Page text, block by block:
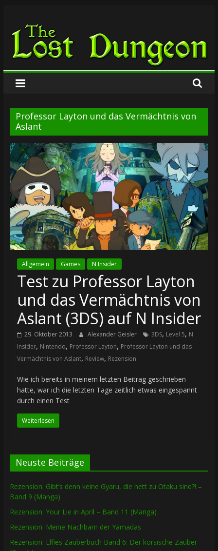
springen
The
Lost
Dungeon
Professor Layton und das Vermächtnis von
Aslant
Allgemein Games N Insider
Test zu Professor Layton
und das Vermächtnis von
Aslant (3DS) auf N Insider
29. Oktober 2013 Alexander Geisler 3DS, Level 5, N
Insider, Nintendo, Professor Layton, Professor Layton und das
Vermächtnis von Aslant, Review, Rezension
Wie ich bereits in meinem letzten Beitrag geschrieben
hatte, war ich die letzten Tage zeitlich etwas eingespannt
durch einen Test
Weiterlesen
Neuste Beiträge
Rezension: Gibt’s denn keine Gyaru, die nett zu Otaku sind?! –
Band 9 (Manga)
Rezension: Your Lie in April – Band 11 (Manga)
Rezension: Meine Nachbarn der Yamadas
Rezension: Elfies Zauberbuch Band 6: Der korsische Zauber